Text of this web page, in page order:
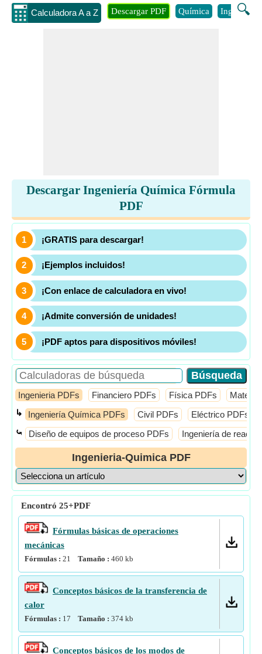
Calculadora A a Z 🔍
Descargar PDF Química Ingenieria
Descargar Ingeniería Química Fórmula
PDF
¡GRATIS para descargar!
¡Ejemplos incluidos!
¡Con enlace de calculadora en vivo!
¡Admite conversión de unidades!
¡PDF aptos para dispositivos móviles!
Ingenieria PDFs Financiero PDFs Física PDFs Mates
↳ Ingeniería Química PDFs Civil PDFs Eléctrico PDFs
⤿ Diseño de equipos de proceso PDFs Ingeniería de
Ingenieria-Quimica PDF
Encontró 25+PDF
Fórmulas básicas de operaciones
mecánicas
Fórmulas : 21 Tamaño : 460 kb
Conceptos básicos de la transferencia de
calor
Fórmulas : 17 Tamaño : 374 kb
Conceptos básicos de los modos de